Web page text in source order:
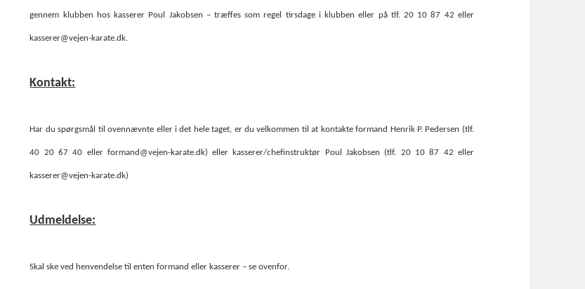
gennem klubben hos kasserer Poul Jakobsen – træffes som regel tirsdage i klubben eller på tlf. 20 10 87 42 eller
kasserer@vejen-karate.dk.
Kontakt:
Har du spørgsmål til ovennævnte eller i det hele taget, er du velkommen til at kontakte formand Henrik P. Pedersen (tlf.
40 20 67 40 eller formand@vejen-karate.dk) eller kasserer/chefinstruktør Poul Jakobsen (tlf. 20 10 87 42 eller
kasserer@vejen-karate.dk)
Udmeldelse:
Skal ske ved henvendelse til enten formand eller kasserer – se ovenfor.